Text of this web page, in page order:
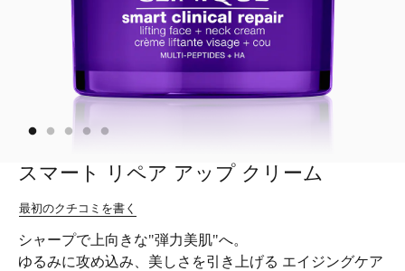
スマート リペア アップ クリーム
最初のクチコミを書く
シャープで上向きな"弾力美肌"へ。
ゆるみに攻め込み、美しさを引き上げる エイジングケア